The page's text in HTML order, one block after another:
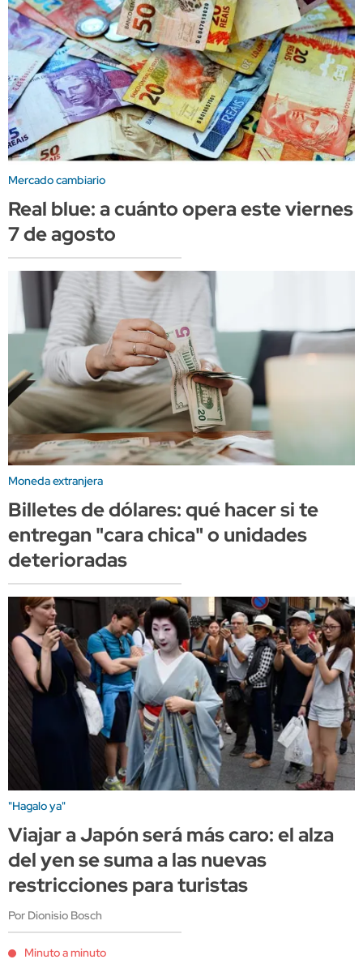
Mercado cambiario
Real blue: a cuánto opera este viernes
7 de agosto
Moneda extranjera
Billetes de dólares: qué hacer si te
entregan "cara chica" o unidades
deterioradas
"Hagalo ya"
Viajar a Japón será más caro: el alza
del yen se suma a las nuevas
restricciones para turistas
Por Dionisio Bosch
Minuto a minuto